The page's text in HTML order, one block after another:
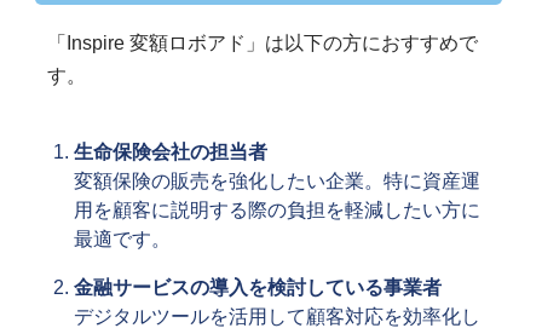
「Inspire 変額ロボアド」は以下の方におすすめで
す。
生命保険会社の担当者
変額保険の販売を強化したい企業。特に資産運
用を顧客に説明する際の負担を軽減したい方に
最適です。
金融サービスの導入を検討している事業者
デジタルツールを活用して顧客対応を効率化し